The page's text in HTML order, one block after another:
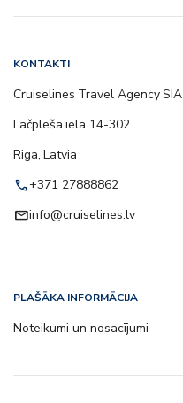
KONTAKTI
Cruiselines Travel Agency SIA
Lāčplēša iela 14-302
Riga, Latvia
call+371 27888862
emailinfo@cruiselines.lv
PLAŠĀKA INFORMĀCIJA
Noteikumi un nosacījumi